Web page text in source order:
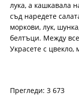
лука, а кашкавала
съд наредете
моркови, лук,
белтъци. Между
Украсете с цвекло,
Прегледи: 3 673